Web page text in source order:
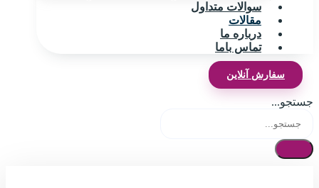
سوالات متداول
مقالات
درباره ما
تماس باما
سفارش آنلاین
جستجو...